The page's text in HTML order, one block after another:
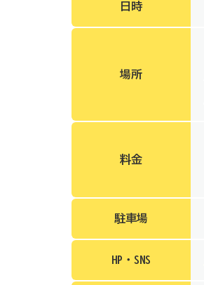
日時
場所
料金
駐車場
HP・SNS